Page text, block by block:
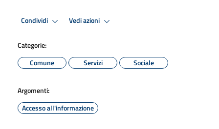
Condividi Vedi azioni
Categorie:
Comune
Servizi Sociale
Argomenti:
Accesso all'informazione